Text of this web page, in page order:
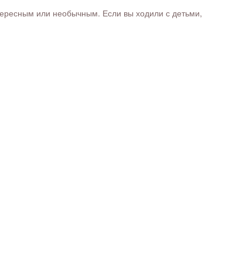
или необычным. Если вы ходили с детьми,